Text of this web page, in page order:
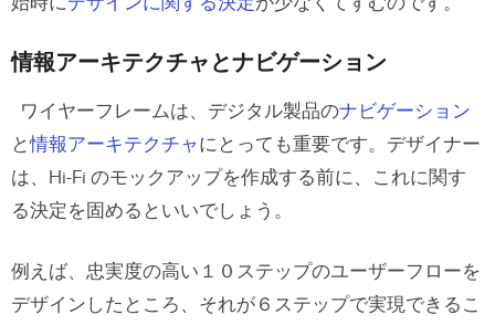
情報アーキテクチャとナビゲーション
ワイヤーフレームは、デジタル製品のナビゲーション
と情報アーキテクチャにとっても重要です。デザイナー
は、Hi-Fi のモックアップを作成する前に、これに関す
る決定を固めるといいでしょう。
例えば、忠実度の高い１０ステップのユーザーフローを
デザインしたところ、それが６ステップで実現できるこ